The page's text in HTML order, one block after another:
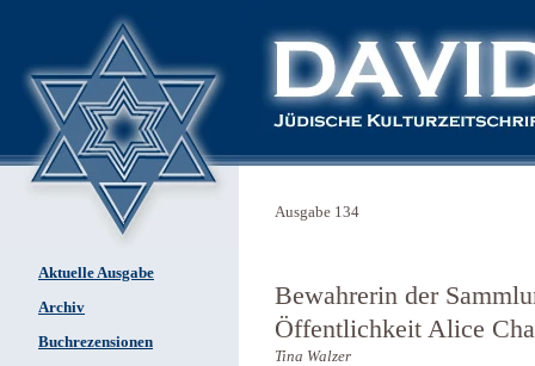
Aktuelle Ausgabe
Archiv
Buchrezensionen
Ausgabe 134
Bewahrerin der
Öffentlichkeit Alice
Tina Walzer